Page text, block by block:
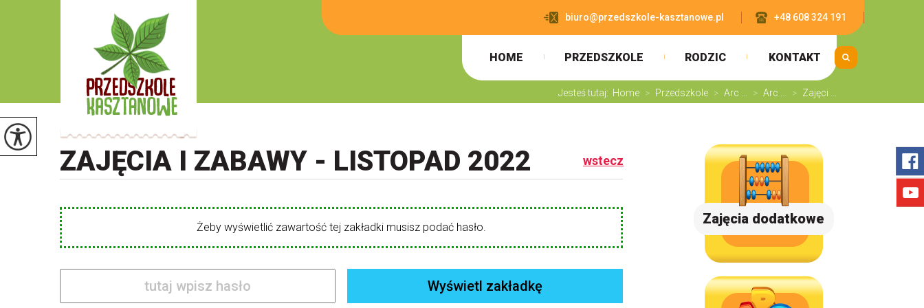
biuro@przedszkole-kasztanowe.pl +48 608 324 191
HOME PRZEDSZKOLE RODZIC KONTAKT
Jesteś tutaj: Home > Przedszkole > Arc ... > Arc ... > Zajęci ...
ZAJĘCIA I ZABAWY - LISTOPAD 2022 wstecz
Żeby wyświetlić zawartość tej zakładki musisz podać hasło.
Zajęcia dodatkowe